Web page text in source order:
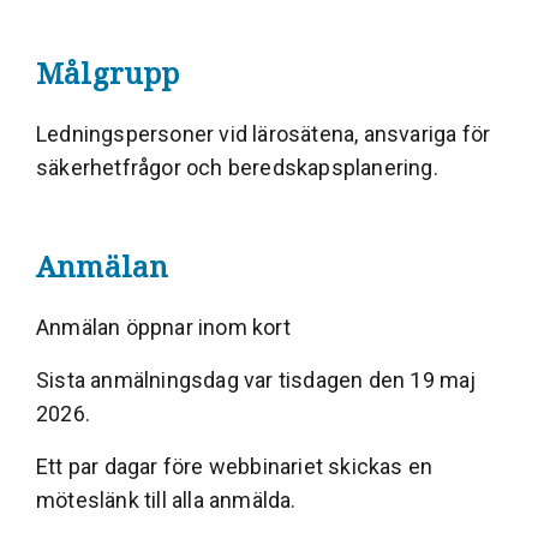
Målgrupp
Ledningspersoner vid lärosätena, ansvariga för
säkerhetfrågor och beredskapsplanering.
Anmälan
Anmälan öppnar inom kort
Sista anmälningsdag var tisdagen den 19 maj
2026.
Ett par dagar före webbinariet skickas en
möteslänk till alla anmälda.